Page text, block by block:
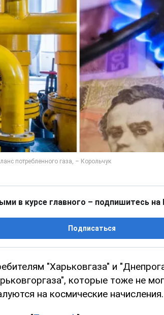
в курсе главного – подпишитесь на
Подписаться
"Харьковгаза" и
которые тоже не
на космические начисления.